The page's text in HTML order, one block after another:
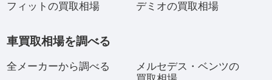
フィットの買取相場
デミオの買取相場
車買取相場を調べる
全メーカーから調べる
メルセデス・ベンツの